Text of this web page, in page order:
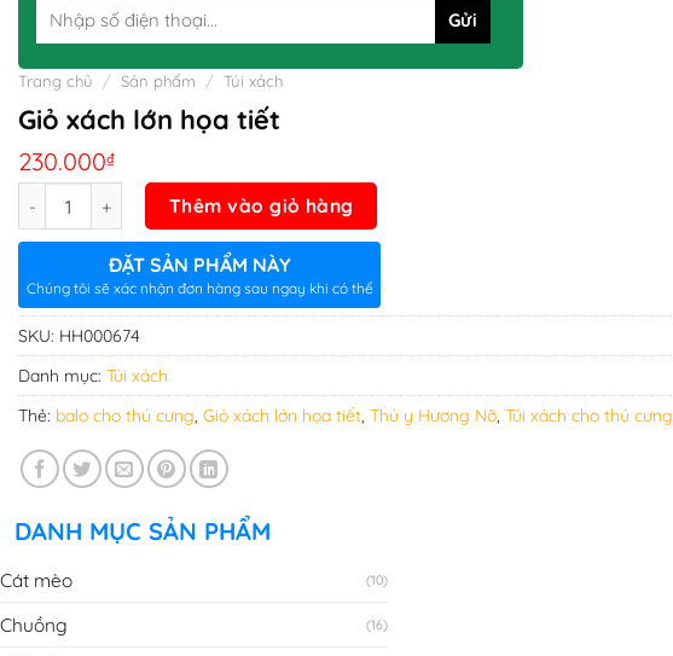
Trang chủ / Sản phẩm / Túi xách
Giỏ xách lớn họa tiết
230.000₫
Thêm vào giỏ hàng
ĐẶT SẢN PHẨM NÀY
Chúng tôi sẽ xác nhận đơn hàng sau ngay khi có thể
SKU: HH000674
Danh mục: Túi xách
Thẻ: balo cho thú cưng, Giỏ xách lớn họa tiết, Thú y Hương Nỡ, Túi xách cho thú cưng
DANH MỤC SẢN PHẨM
Cát mèo (10)
Chuồng (16)